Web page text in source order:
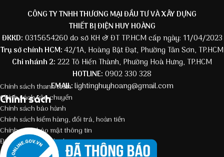
CÔNG TY TNHH THƯƠNG MẠI ĐẦU TƯ VÀ XÂY DỰNG
THIẾT BỊ ĐIỆN HUY HOÀNG
ĐKKD: 0315654260 do sở KH & ĐT TP.HCM cấp ngày: 11/04/2023
Trụ sở chính HCM:42/1A, Hoàng Bật Đạt, Phường Tân Sơn, TP.HCM
Chi nhánh 2: 222 Tô Hiến Thành, Phường Hoà Hưng, TP.HCM
HOTLINE: 0902 330 328
EMAIL:lightinghuyhoang@gmail.com
Chính sách
Chính sách thanh toán
Chính sách vận chuyển
Chính sách bảo hành
Chính sách kiểm hàng, đổi trả, hoàn tiền
Chính sách bảo mật thông tin
Điều kiện giao dịch chung